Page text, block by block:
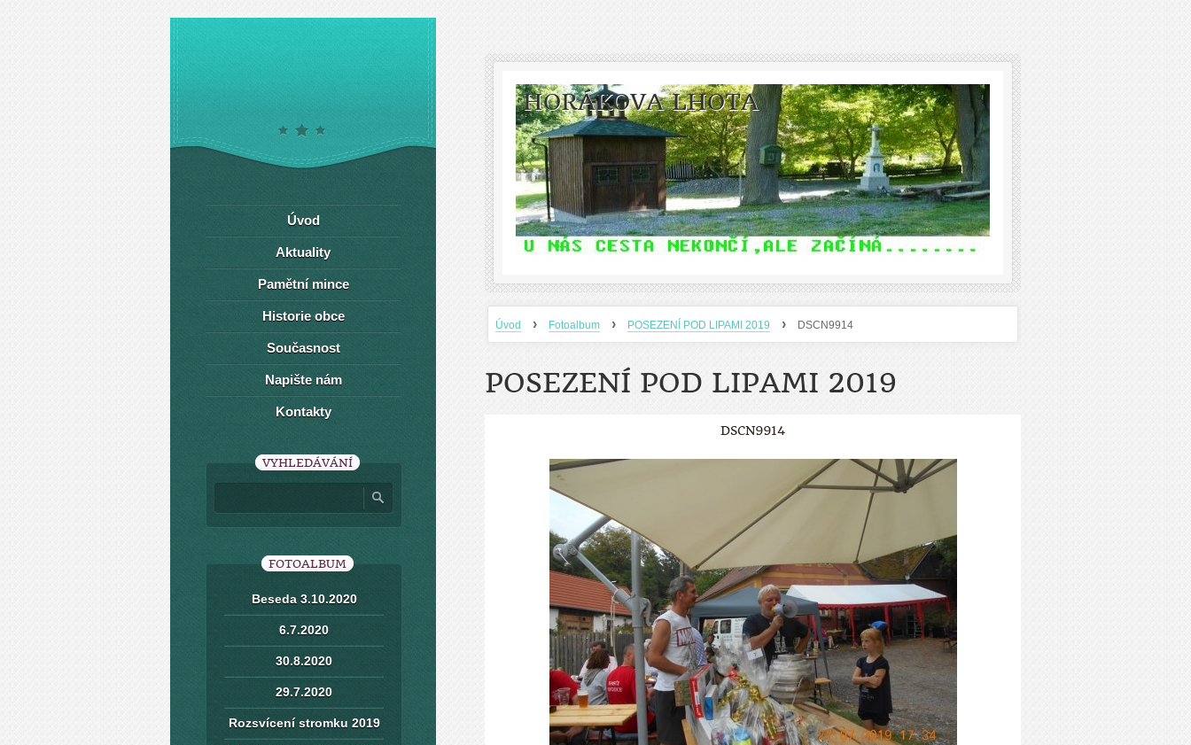
HORÁKOVA LHOTA
Úvod › Fotoalbum › POSEZENÍ POD LIPAMI 2019 › DSCN9914
POSEZENÍ POD LIPAMI 2019
DSCN9914
Úvod
Aktuality
Pamětní mince
Historie obce
Současnost
Napište nám
Kontakty
VYHLEDÁVÁNÍ
FOTOALBUM
Beseda 3.10.2020
6.7.2020
30.8.2020
29.7.2020
Rozsvícení stromku 2019